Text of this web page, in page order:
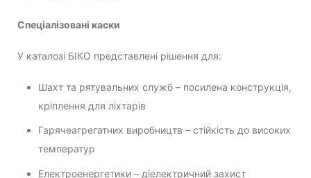
Спеціалізовані каски
У каталозі БІКО представлені рішення для:
Шахт та рятувальних служб – посилена конструкція,
кріплення для ліхтарів
Гарячеагрегатних виробництв – стійкість до високих
температур
Електроенергетики – діелектричний захист